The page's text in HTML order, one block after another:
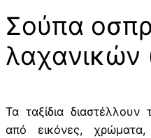
Σούπα
λαχανικών
Τα ταξίδια
από εικόνες,